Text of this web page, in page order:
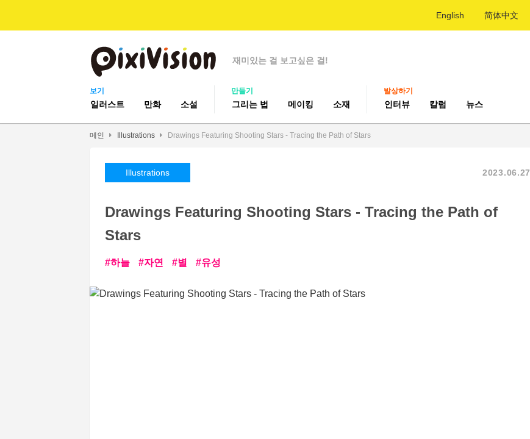
English 简体中文
재미있는 걸 보고싶은 걸!
보기
일러스트 만화 소설
만들기
그리는 법 메이킹 소재
발상하기
인터뷰 칼럼 뉴스
메인 Illustrations Drawings Featuring Shooting Stars - Tracing the Path of Stars
Illustrations 2023.06.27
Drawings Featuring Shooting Stars - Tracing the Path of
Stars
하늘 자연 별 유성